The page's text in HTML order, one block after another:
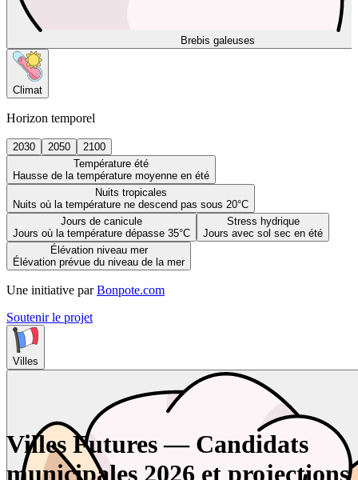
Brebis galeuses
Climat
Horizon temporel
2030 2050
2100
Température été
Hausse de la température moyenne en été
Nuits tropicales
Nuits où la température ne descend pas sous 20°C
Jours de canicule
Jours où la température dépasse 35°C
Stress hydrique
Jours avec sol sec en été
Élévation niveau mer
Élévation prévue du niveau de la mer
Une initiative par Bonpote.com
Soutenir le projet
Villes
Villes Futures — Candidats
municipales 2026 et projections